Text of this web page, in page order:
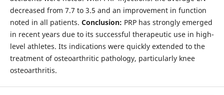
decreased from 7.7 to 3.5 and an improvement in function
noted in all patients. Conclusion: PRP has strongly emerged
in recent years due to its successful therapeutic use in high-
level athletes. Its indications were quickly extended to the
treatment of osteoarthritic pathology, particularly knee
osteoarthritis.